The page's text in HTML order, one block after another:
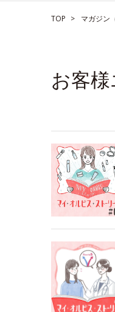
TOP マガジン
お客